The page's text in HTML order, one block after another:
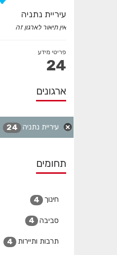
עיריית נתניה
אין תיאור לארגון זה
פריטי מידע
24
ארגונים
עיריית נתניה 24
תחומים
חינוך 4
סביבה 4
תרבות ותיירות 4